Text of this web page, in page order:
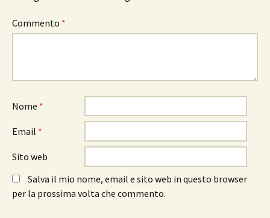
Commento *
Nome *
Email *
Sito web
Salva il mio nome, email e sito web in questo browser
per la prossima volta che commento.